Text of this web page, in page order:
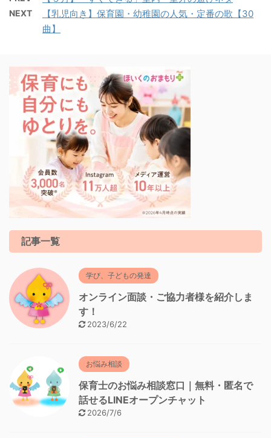
NEXT
【乳児向き】保育園・幼稚園の人気・定番の歌【30
曲】
記事一覧
学び、子どもの発達
オンライン面談・ご協力者様を紹介しま
す！
2023/6/22
お悩み相談
保育士のお悩み相談窓口｜無料・匿名で
話せるLINEオープンチャット
2026/7/6